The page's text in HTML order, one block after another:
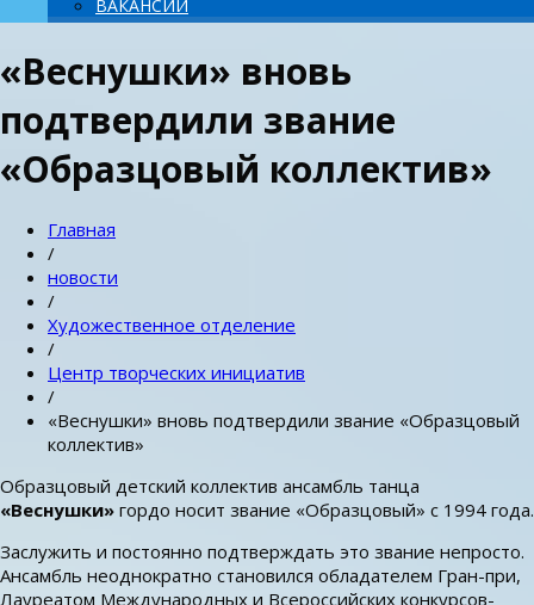
ВАКАНСИИ
«Веснушки» вновь
подтвердили звание
«Образцовый коллектив»
Главная
/
новости
/
Художественное отделение
/
Центр творческих инициатив
/
«Веснушки» вновь подтвердили звание «Образцовый
коллектив»
Образцовый детский коллектив ансамбль танца
«Веснушки» гордо носит звание «Образцовый» с 1994 года.
Заслужить и постоянно подтверждать это звание непросто.
Ансамбль неоднократно становился обладателем Гран-при,
Лауреатом Международных и Всероссийских конкурсов-